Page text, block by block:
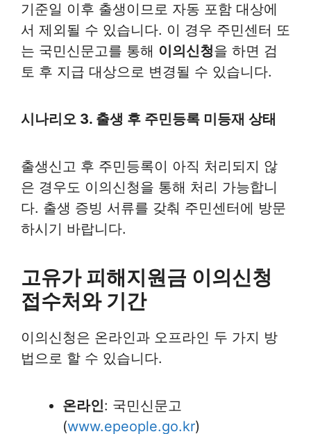
기준일 이후 출생이므로 자동 포함 대상에
서 제외될 수 있습니다. 이 경우 주민센터 또
는 국민신문고를 통해 이의신청을 하면 검
토 후 지급 대상으로 변경될 수 있습니다.
시나리오 3. 출생 후 주민등록 미등재 상태
출생신고 후 주민등록이 아직 처리되지 않
은 경우도 이의신청을 통해 처리 가능합니
다. 출생 증빙 서류를 갖춰 주민센터에 방문
하시기 바랍니다.
고유가 피해지원금 이의신청
접수처와 기간
이의신청은 온라인과 오프라인 두 가지 방
법으로 할 수 있습니다.
온라인: 국민신문고
(www.epeople.go.kr)